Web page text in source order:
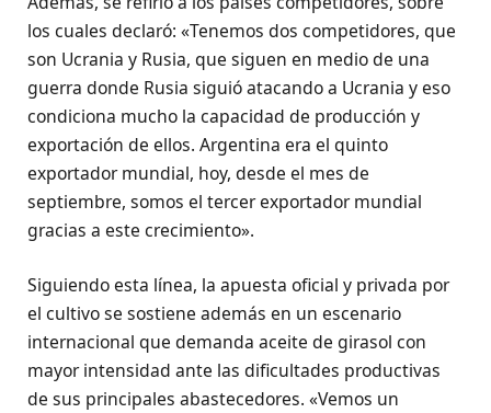
los cuales declaró: «Tenemos dos competidores, que
son Ucrania y Rusia, que siguen en medio de una
guerra donde Rusia siguió atacando a Ucrania y eso
condiciona mucho la capacidad de producción y
exportación de ellos. Argentina era el quinto
exportador mundial, hoy, desde el mes de
septiembre, somos el tercer exportador mundial
gracias a este crecimiento».
Siguiendo esta línea, la apuesta oficial y privada por
el cultivo se sostiene además en un escenario
internacional que demanda aceite de girasol con
mayor intensidad ante las dificultades productivas
de sus principales abastecedores. «Vemos un